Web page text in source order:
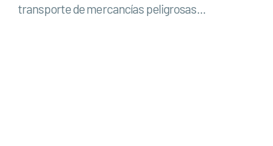
transporte de mercancías peligrosas...